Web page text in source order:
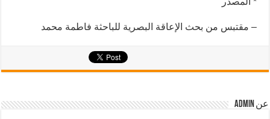
– مقتبس من بحث الإعاقة البصرية للباحثة فاطمة محمد
عن admin